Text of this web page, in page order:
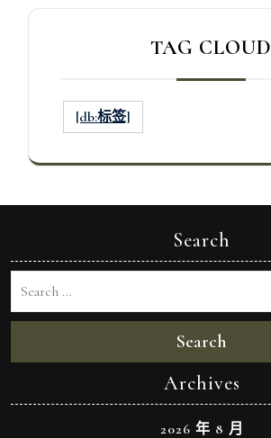
TAG CLOUD
[db:标签]
Search
Search
Archives
2026 年 8 月